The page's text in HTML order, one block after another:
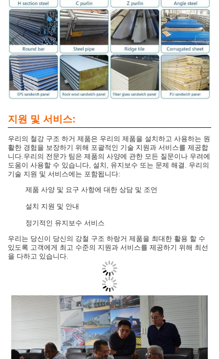
지원 및 서비스:
우리의 철강 구조 하거 제품은 우리의 제품을 설치하고 사용하는 원
활한 경험을 보장하기 위해 포괄적인 기술 지원과 서비스를 제공합
니다.우리의 전문가 팀은 제품의 사양에 관한 모든 질문이나 우려에
도움이 사용할 수 있습니다, 설치, 유지보수 또는 문제 해결. 우리의
기술 지원 및 서비스에는 포함됩니다:
제품 사양 및 요구 사항에 대한 상담 및 조언
설치 지원 및 안내
정기적인 유지보수 서비스
우리는 당신이 당신의 강철 구조 하랑거 제품을 최대한 활용 할 수
있도록 고객에게 최고 수준의 지원과 서비스를 제공하기 위해 최선
을 다하고 있습니다.